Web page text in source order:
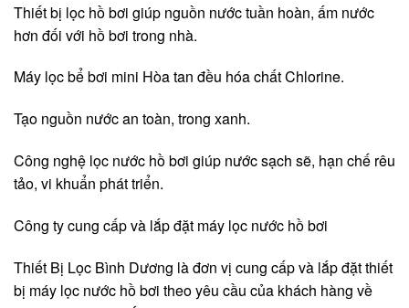
Thiết bị lọc hồ bơi giúp nguồn nước tuần hoàn, ấm nước
hơn đối với hồ bơi trong nhà.
Máy lọc bể bơi mini Hòa tan đều hóa chất Chlorine.
Tạo nguồn nước an toàn, trong xanh.
Công nghệ lọc nước hồ bơi giúp nước sạch sẽ, hạn chế rêu
tảo, vi khuẩn phát triển.
Công ty cung cấp và lắp đặt máy lọc nước hồ bơi
Thiết Bị Lọc Bình Dương là đơn vị cung cấp và lắp đặt thiết
bị máy lọc nước hồ bơi theo yêu cầu của khách hàng về